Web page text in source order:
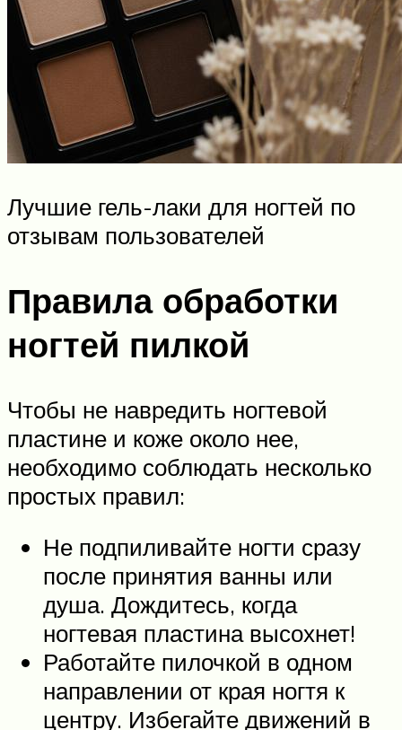
Лучшие гель-лаки для ногтей по
отзывам пользователей
Правила обработки
ногтей пилкой
Чтобы не навредить ногтевой
пластине и коже около нее,
необходимо соблюдать несколько
простых правил:
Не подпиливайте ногти сразу
после принятия ванны или
душа. Дождитесь, когда
ногтевая пластина высохнет!
Работайте пилочкой в одном
направлении от края ногтя к
центру. Избегайте движений в